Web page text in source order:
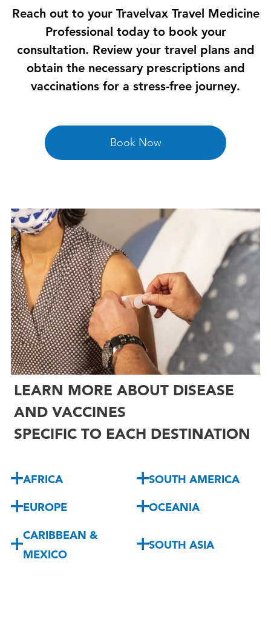
Reach out to your Travelvax Travel Medicine
Professional today to book your
consultation. Review your travel plans and
obtain the necessary prescriptions and
vaccinations for a stress-free journey.
Book Now
LEARN MORE ABOUT DISEASE
AND VACCINES
SPECIFIC TO EACH DESTINATION
AFRICA SOUTH AMERICA
EUROPE OCEANIA
CARIBBEAN &
MEXICO
SOUTH ASIA